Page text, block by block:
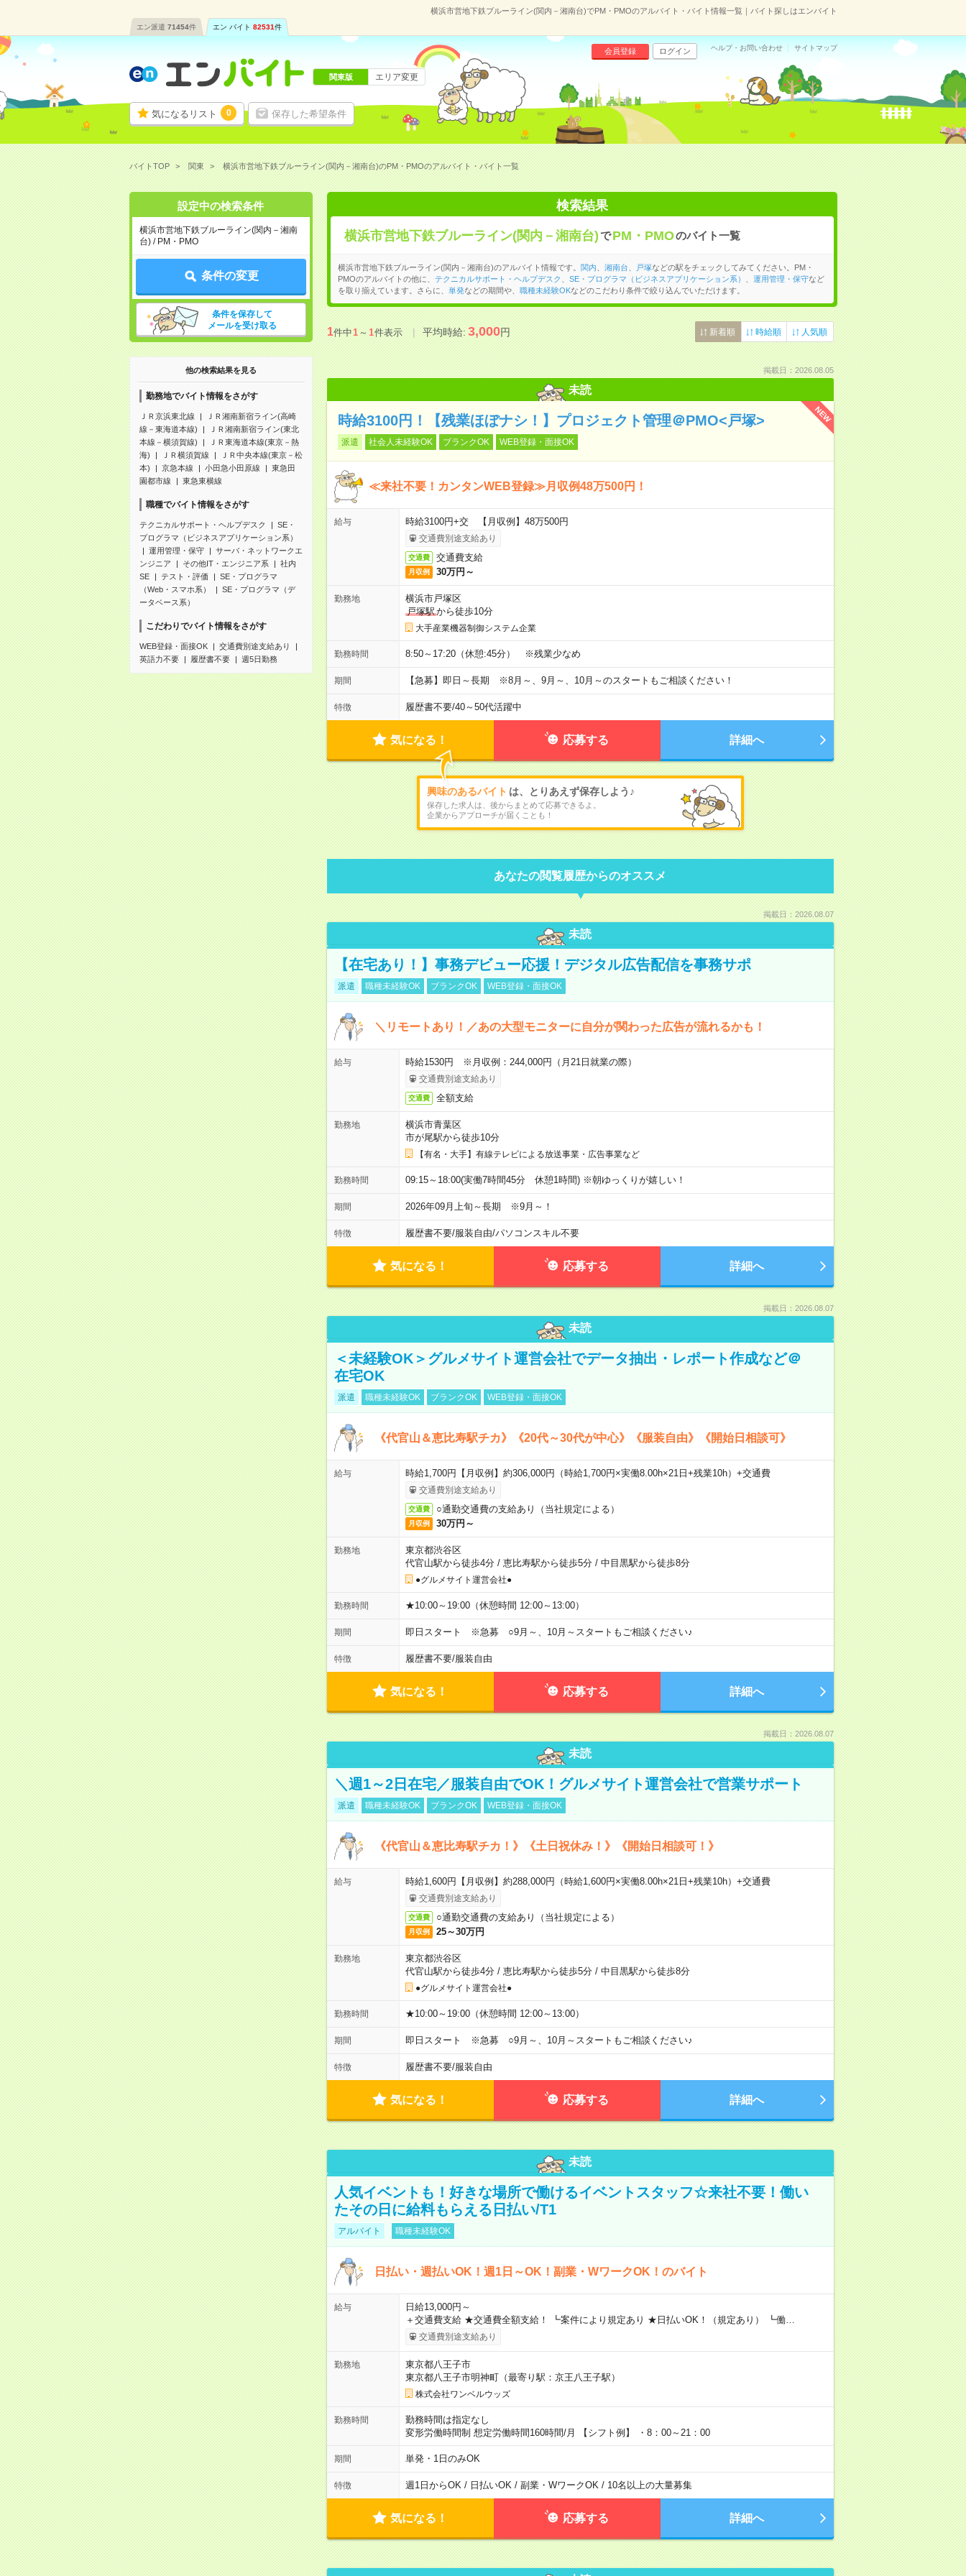
横浜市営地下鉄ブルーライン(関内－湘南台)でPM・PMOのアルバイト・バイト情報一覧｜バイト探しはエンバイト
エン派遣 71454件 エン バイト 82531件
気になるリスト 0 保存した希望条件
会員登録 ログイン ヘルプ・お問い合わせ サイトマップ
関東版 エリア変更
バイトTOP 関東 横浜市営地下鉄ブルーライン(関内－湘南台)のPM・PMOのアルバイト・バイト一覧
設定中の検索条件
横浜市営地下鉄ブルーライン(関内－湘南
台) / PM・PMO
条件の変更
条件を保存して
メールを受け取る
他の検索結果を見る
勤務地でバイト情報をさがす
ＪＲ京浜東北線
ＪＲ湘南新宿ライン(高崎
線－東海道本線)
ＪＲ湘南新宿ライン(東北
本線－横須賀線)
ＪＲ東海道本線(東京－熱
海)
ＪＲ横須賀線
ＪＲ中央本線(東京－松
本)
京急本線 小田急小田原線
東急田
園都市線
東急東横線
職種でバイト情報をさがす
テクニカルサポート・ヘルプデスク
SE・
プログラマ（ビジネスアプリケーション系）
運用管理・保守
サーバ・ネットワークエ
ンジニア
その他IT・エンジニア系
社内
SE
テスト・評価
SE・プログラマ
（Web・スマホ系）
SE・プログラマ（デ
ータベース系）
こだわりでバイト情報をさがす
WEB登録・面接OK
交通費別途支給あり
英語力不要
履歴書不要 週5日勤務
検索結果
横浜市営地下鉄ブルーライン(関内－湘南台)で PM・PMOのバイト一覧
横浜市営地下鉄ブルーライン(関内－湘南台)のアルバイト情報です。 関内 湘南台 戸塚などの駅をチェックしてみてください。PM・
PMOのアルバイトの他に、 テクニカルサポート・ヘルプデスク SE・プログラマ（ビジネスアプリケーション系） 運用管理・保守など
を取り揃えています。さらに、
単発などの期間や、 職種未経験OKなどのこだわり条件で絞り込んでいただけます。
1件中1～1件表示 平均時給:3,000円 新着順 時給順 人気順
掲載日：2026.08.05
未読
NEW
時給3100円！【残業ほぼナシ！】プロジェクト管理＠PMO<戸塚>
派遣 社会人未経験OK ブランクOK WEB登録・面接OK
≪来社不要！カンタンWEB登録≫月収例48万500円！
給与 時給3100円+交 【月収例】48万500円
交通費別途支給あり
交通費 交通費支給
月収例 30万円～
勤務地
横浜市戸塚区
戸塚駅から徒歩10分
大手産業機器制御システム企業
勤務時間 8:50～17:20（休憩:45分） ※残業少なめ
期間 【急募】即日～長期 ※8月～、9月～、10月～のスタートもご相談ください！
特徴 履歴書不要/40～50代活躍中
気になる！ 応募する 詳細へ
興味のあるバイト は、とりあえず保存しよう♪
保存した求人は、後からまとめて応募できるよ。
企業からアプローチが届くことも！
あなたの閲覧履歴からのオススメ
掲載日：2026.08.07
未読
【在宅あり！】事務デビュー応援！デジタル広告配信を事務サポ
派遣 職種未経験OK ブランクOK WEB登録・面接OK
＼リモートあり！／あの大型モニターに自分が関わった広告が流れるかも！
給与 時給1530円 ※月収例：244,000円（月21日就業の際）
交通費別途支給あり
交通費 全額支給
勤務地
横浜市青葉区
市が尾駅から徒歩10分
【有名・大手】有線テレビによる放送事業・広告事業など
勤務時間 09:15～18:00(実働7時間45分 休憩1時間) ※朝ゆっくりが嬉しい！
期間 2026年09月上旬～長期 ※9月～！
特徴 履歴書不要/服装自由/パソコンスキル不要
気になる！ 応募する 詳細へ
掲載日：2026.08.07
未読
＜未経験OK＞グルメサイト運営会社でデータ抽出・レポート作成など＠
在宅OK
派遣 職種未経験OK ブランクOK WEB登録・面接OK
《代官山＆恵比寿駅チカ》《20代～30代が中心》《服装自由》《開始日相談可》
給与 時給1,700円【月収例】約306,000円（時給1,700円×実働8.00h×21日+残業10h）+交通費
交通費別途支給あり
交通費 ○通勤交通費の支給あり（当社規定による）
月収例 30万円～
勤務地
東京都渋谷区
代官山駅から徒歩4分/ 恵比寿駅から徒歩5分/ 中目黒駅から徒歩8分
●グルメサイト運営会社●
勤務時間 ★10:00～19:00（休憩時間 12:00～13:00）
期間 即日スタート ※急募 ○9月～、10月～スタートもご相談ください♪
特徴 履歴書不要/服装自由
気になる！ 応募する 詳細へ
掲載日：2026.08.07
未読
＼週1～2日在宅／服装自由でOK！グルメサイト運営会社で営業サポート
派遣 職種未経験OK ブランクOK WEB登録・面接OK
《代官山＆恵比寿駅チカ！》《土日祝休み！》《開始日相談可！》
給与 時給1,600円【月収例】約288,000円（時給1,600円×実働8.00h×21日+残業10h）+交通費
交通費別途支給あり
交通費 ○通勤交通費の支給あり（当社規定による）
月収例 25～30万円
勤務地
東京都渋谷区
代官山駅から徒歩4分/ 恵比寿駅から徒歩5分/ 中目黒駅から徒歩8分
●グルメサイト運営会社●
勤務時間 ★10:00～19:00（休憩時間 12:00～13:00）
期間 即日スタート ※急募 ○9月～、10月～スタートもご相談ください♪
特徴 履歴書不要/服装自由
気になる！ 応募する 詳細へ
未読
人気イベントも！好きな場所で働けるイベントスタッフ☆来社不要！働い
たその日に給料もらえる日払い/T1
アルバイト 職種未経験OK
日払い・週払いOK！週1日～OK！副業・WワークOK！のバイト
給与
日給13,000円～
＋交通費支給 ★交通費全額支給！ ┗案件により規定あり ★日払いOK！（規定あり） ┗働…
交通費別途支給あり
勤務地
東京都八王子市
東京都八王子市明神町（最寄り駅：京王八王子駅）
株式会社ワンベルウッズ
勤務時間
勤務時間は指定なし
変形労働時間制 想定労働時間160時間/月 【シフト例】 ・8：00～21：00
期間 単発・1日のみOK
特徴 週1日からOK / 日払いOK / 副業・WワークOK / 10名以上の大量募集
気になる！ 応募する 詳細へ